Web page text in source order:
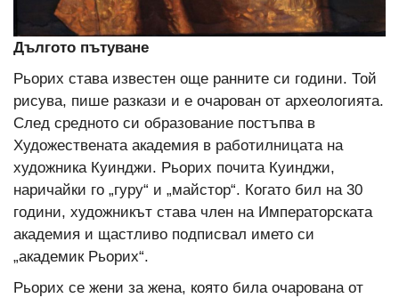
Дългото пътуване
Рьорих става известен още ранните си години. Той
рисува, пише разкази и е очарован от археологията.
След средното си образование постъпва в
Художествената академия в работилницата на
художника Куинджи. Рьорих почита Куинджи,
наричайки го „гуру“ и „майстор“. Когато бил на 30
години, художникът става член на Императорската
академия и щастливо подписвал името си
„академик Рьорих“.
Рьорих се жени за жена, която била очарована от